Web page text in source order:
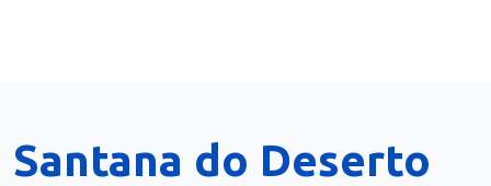
Santana do Deserto